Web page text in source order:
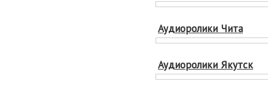
Аудиоролики Чита
Аудиоролики Якутск